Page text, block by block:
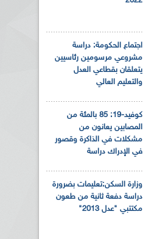
اجتماع الحكومة: دراسة
مشروعي مرسومين رئاسيين
يتعلقان بقطاعي العدل
والتعليم العالي
كوفيد-19: 85 بالمئة من
المصابين يعانون من
مشكلات في الذاكرة وقصور
في الإدراك دراسة
وزارة السكن:تعليمات بضرورة
دراسة دفعة ثانية من طعون
مكتتبي "عدل 2013"